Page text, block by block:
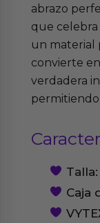
abrazo
que
un material
convierte
verdadera
Caja